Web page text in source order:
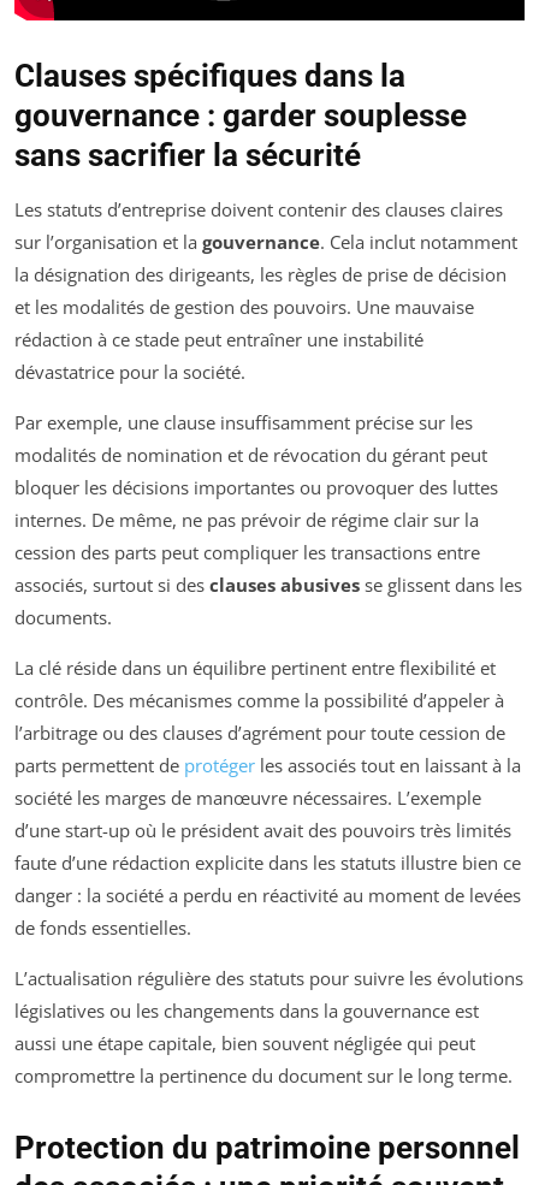
Clauses spécifiques dans la
gouvernance : garder souplesse
sans sacrifier la sécurité
Les statuts d’entreprise doivent contenir des clauses claires
sur l’organisation et la gouvernance. Cela inclut notamment
la désignation des dirigeants, les règles de prise de décision
et les modalités de gestion des pouvoirs. Une mauvaise
rédaction à ce stade peut entraîner une instabilité
dévastatrice pour la société.
Par exemple, une clause insuffisamment précise sur les
modalités de nomination et de révocation du gérant peut
bloquer les décisions importantes ou provoquer des luttes
internes. De même, ne pas prévoir de régime clair sur la
cession des parts peut compliquer les transactions entre
associés, surtout si des clauses abusives se glissent dans les
documents.
La clé réside dans un équilibre pertinent entre flexibilité et
contrôle. Des mécanismes comme la possibilité d’appeler à
l’arbitrage ou des clauses d’agrément pour toute cession de
parts permettent de protéger les associés tout en laissant à la
société les marges de manœuvre nécessaires. L’exemple
d’une start-up où le président avait des pouvoirs très limités
faute d’une rédaction explicite dans les statuts illustre bien ce
danger : la société a perdu en réactivité au moment de levées
de fonds essentielles.
L’actualisation régulière des statuts pour suivre les évolutions
législatives ou les changements dans la gouvernance est
aussi une étape capitale, bien souvent négligée qui peut
compromettre la pertinence du document sur le long terme.
Protection du patrimoine personnel